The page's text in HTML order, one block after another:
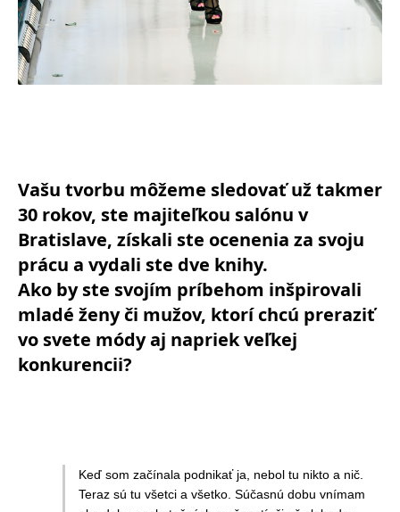
Vašu tvorbu môžeme sledovať už takmer
30 rokov, ste majiteľkou salónu v
Bratislave, získali ste ocenenia za svoju
prácu a vydali ste dve knihy.
Ako by ste svojím príbehom inšpirovali
mladé ženy či mužov, ktorí chcú preraziť
vo svete módy aj napriek veľkej
konkurencii?
Keď som začínala podnikať ja, nebol tu nikto a nič.
Teraz sú tu všetci a všetko. Súčasnú dobu vnímam